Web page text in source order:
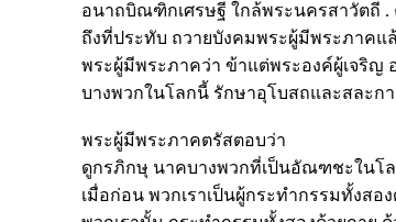
อนาถบิณฑิกเศรษฐี ใกล้พระนครสาวัตถี .
ถึงที่ประทับ ถวายบังคมพระผู้มีพระภาค
พระผู้มีพระภาคว่า ข้าแต่พระองค์ผู้เจริญ
บางพวกในโลกนี้ รักษาอุโบสถและสละกา
พระผู้มีพระภาคตรัสตอบว่า
ดูกรภิกษุ นาคบางพวกที่เป็นอัณฑชะในโ
เมื่อก่อน พวกเราเป็นผู้กระทำกรรมทั้งสอ